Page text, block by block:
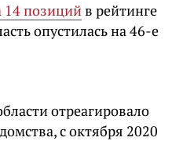
14 позицийв рейтинге
опустилась на 46-е
отреагировало
с октября 2020